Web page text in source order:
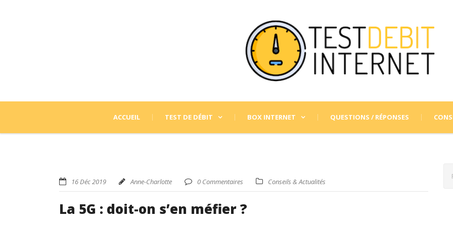
ACCUEIL TEST DE DÉBIT BOX INTERNET QUESTIONS / RÉPONSES
16 Déc 2019 Anne-Charlotte 0 Commentaires Conseils & Actualités
La 5G : doit-on s’en méfier ?